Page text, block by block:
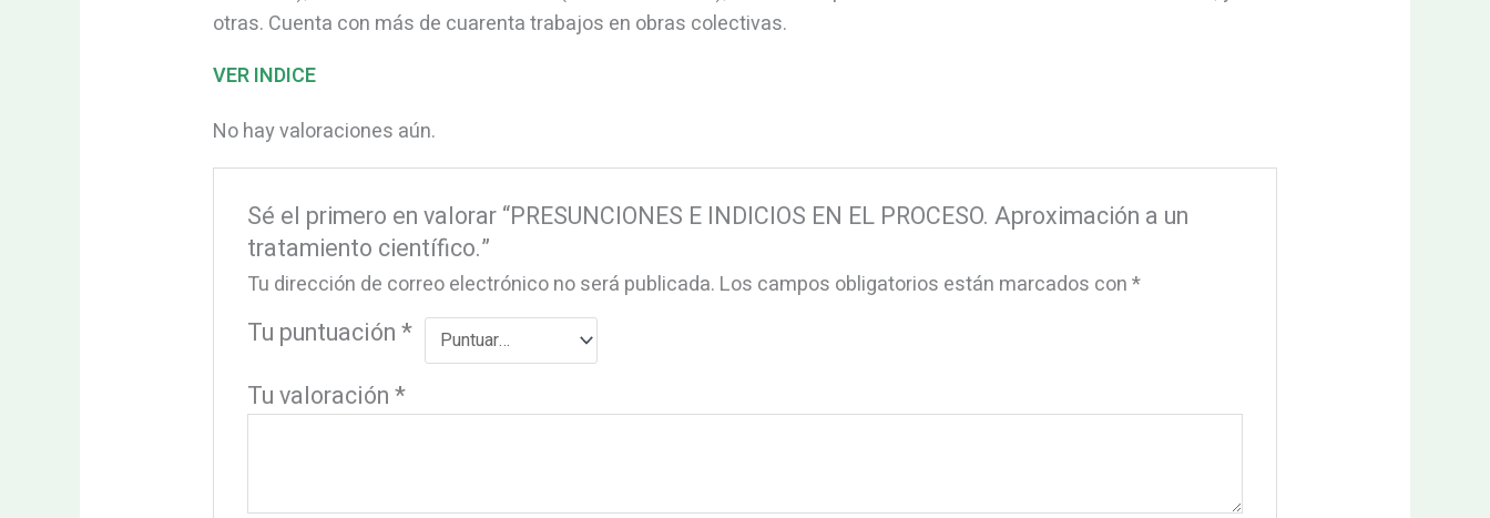
otras. Cuenta con más de cuarenta trabajos en obras colectivas.
VER INDICE
No hay valoraciones aún.
Sé el primero en valorar “PRESUNCIONES E INDICIOS EN EL PROCESO. Aproximación a un
tratamiento científico.”
Tu dirección de correo electrónico no será publicada. Los campos obligatorios están marcados con*
Tu puntuación*
Tu valoración*